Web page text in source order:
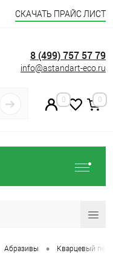
СКАЧАТЬ ПРАЙС ЛИСТ
8 (499) 757 57 79
info@astandart-eco.ru
0 0
Абразивы • Кварцевый